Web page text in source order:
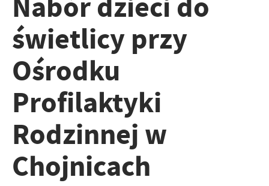
świetlicy przy
Ośrodku
Profilaktyki
Rodzinnej w
Chojnicach